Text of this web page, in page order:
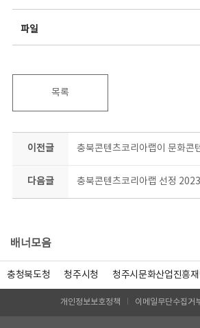
파일
목록
이전글
다음글
배너모음
충청북도청 청주시청 청주시문화산업진흥
개인정보보호정책 이메일무단수집거